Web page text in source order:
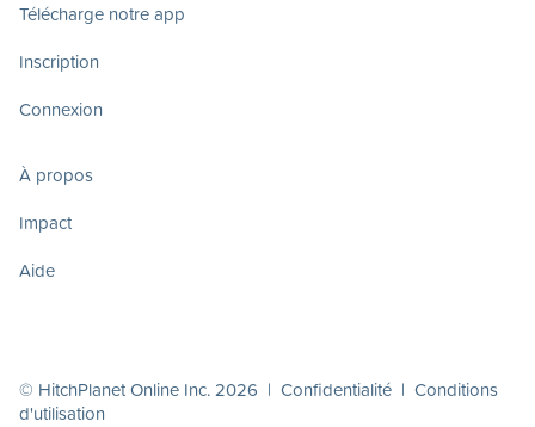
Télécharge notre app
Inscription
Connexion
À propos
Impact
Aide
© HitchPlanet Online Inc. 2026 | Confidentialité | Conditions
d'utilisation